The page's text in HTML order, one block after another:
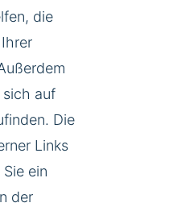
die
sich auf
Die
Links
ein
der